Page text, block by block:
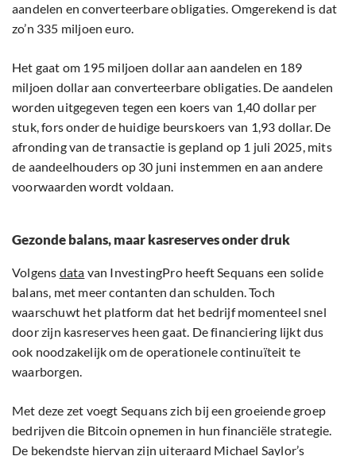
aandelen en converteerbare obligaties. Omgerekend is dat
zo’n 335 miljoen euro.
Het gaat om 195 miljoen dollar aan aandelen en 189
miljoen dollar aan converteerbare obligaties. De aandelen
worden uitgegeven tegen een koers van 1,40 dollar per
stuk, fors onder de huidige beurskoers van 1,93 dollar. De
afronding van de transactie is gepland op 1 juli 2025, mits
de aandeelhouders op 30 juni instemmen en aan andere
voorwaarden wordt voldaan.
Gezonde balans, maar kasreserves onder druk
Volgens data van InvestingPro heeft Sequans een solide
balans, met meer contanten dan schulden. Toch
waarschuwt het platform dat het bedrijf momenteel snel
door zijn kasreserves heen gaat. De financiering lijkt dus
ook noodzakelijk om de operationele continuïteit te
waarborgen.
Met deze zet voegt Sequans zich bij een groeiende groep
bedrijven die Bitcoin opnemen in hun financiële strategie.
De bekendste hiervan zijn uiteraard Michael Saylor’s